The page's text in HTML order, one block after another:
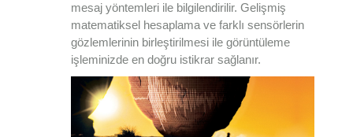
mesaj yöntemleri ile bilgilendirilir. Gelişmiş
matematiksel hesaplama ve farklı sensörlerin
gözlemlerinin birleştirilmesi ile görüntüleme
işleminizde en doğru istikrar sağlanır.